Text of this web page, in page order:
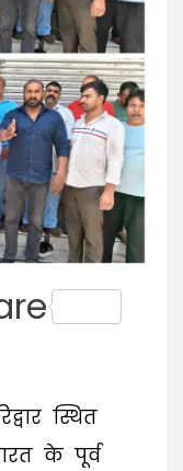
स्थित
के पूर्व